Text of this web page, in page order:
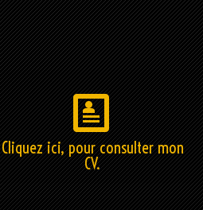
Cliquez ici, pour consulter mon
CV.